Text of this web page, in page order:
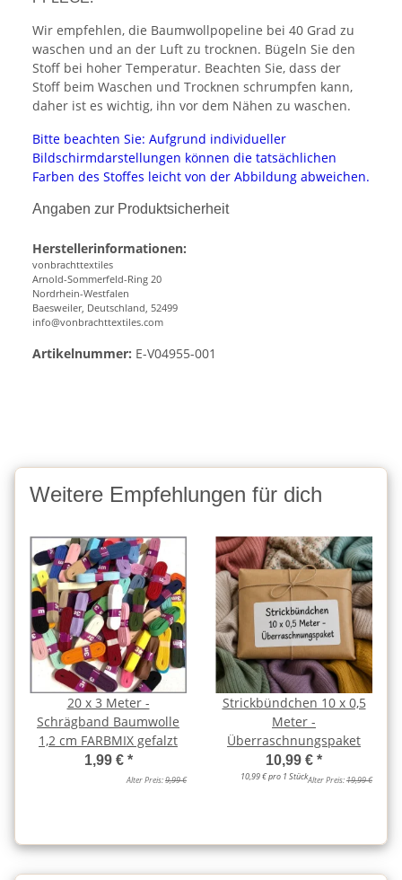
Wir empfehlen, die Baumwollpopeline bei 40 Grad zu
waschen und an der Luft zu trocknen. Bügeln Sie den
Stoff bei hoher Temperatur. Beachten Sie, dass der
Stoff beim Waschen und Trocknen schrumpfen kann,
daher ist es wichtig, ihn vor dem Nähen zu waschen.
Bitte beachten Sie: Aufgrund individueller
Bildschirmdarstellungen können die tatsächlichen
Farben des Stoffes leicht von der Abbildung abweichen.
Angaben zur Produktsicherheit
Herstellerinformationen:
vonbrachttextiles
Arnold-Sommerfeld-Ring 20
Nordrhein-Westfalen
Baesweiler, Deutschland, 52499
info@vonbrachttextiles.com
Artikelnummer: E-V04955-001
Weitere Empfehlungen für dich
20 x 3 Meter -
Schrägband Baumwolle
1,2 cm FARBMIX gefalzt
1,99 € *
Alter Preis:9,99 €
Strickbündchen 10 x 0,5
Meter -
Überraschnungspaket
10,99 € *
10,99 € pro 1 StückAlter Preis:19,99 €